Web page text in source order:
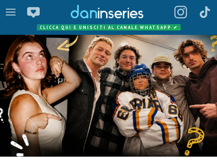
CLICCA QUI E UNISCITI AL CANALE WHATSAPP ✔